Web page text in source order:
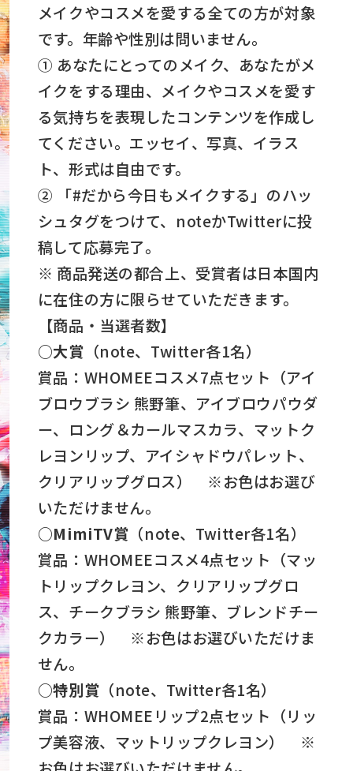
メイクやコスメを愛する全ての方が対象
です。年齢や性別は問いません。
① あなたにとってのメイク、あなたがメ
イクをする理由、メイクやコスメを愛す
る気持ちを表現したコンテンツを作成し
てください。エッセイ、写真、イラス
ト、形式は自由です。
② 「#だから今日もメイクする」のハッ
シュタグをつけて、noteかTwitterに投
稿して応募完了。
※ 商品発送の都合上、受賞者は日本国内
に在住の方に限らせていただきます。
【商品・当選者数】
○大賞 （note、Twitter各1名）
賞品：WHOMEEコスメ7点セット（アイ
ブロウブラシ 熊野筆、アイブロウパウダ
ー、ロング＆カールマスカラ、マットク
レヨンリップ、アイシャドウパレット、
クリアリップグロス） ※お色はお選び
いただけません。
○MimiTV賞 （note、Twitter各1名）
賞品：WHOMEEコスメ4点セット（マッ
トリップクレヨン、クリアリップグロ
ス、チークブラシ 熊野筆、ブレンドチー
クカラー） ※お色はお選びいただけま
せん。
○特別賞 （note、Twitter各1名）
賞品：WHOMEEリップ2点セット（リッ
プ美容液、マットリップクレヨン） ※